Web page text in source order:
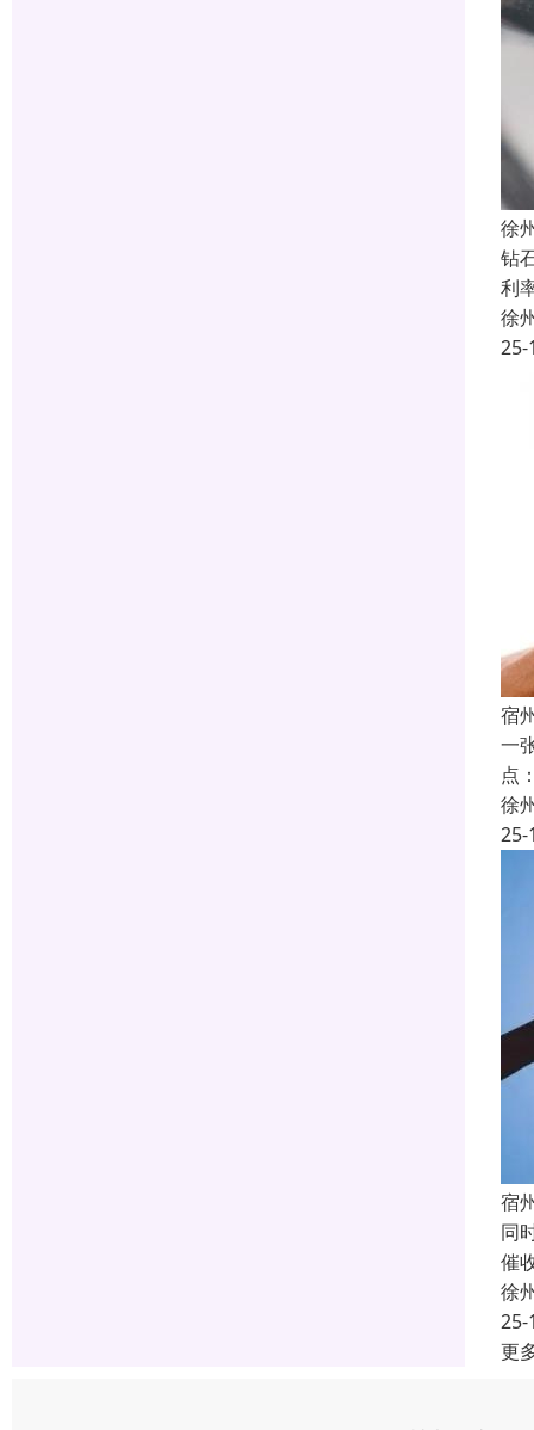
徐
钻
利
徐
25-
宿
一
点
徐
25-
宿
同
催
徐
25-
更